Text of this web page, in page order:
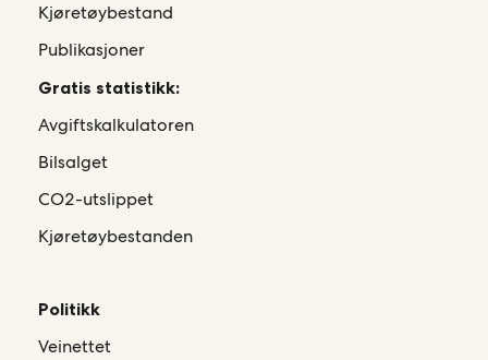
Kjøretøybestand
Publikasjoner
Gratis statistikk:
Avgiftskalkulatoren
Bilsalget
CO2-utslippet
Kjøretøybestanden
Politikk
Veinettet